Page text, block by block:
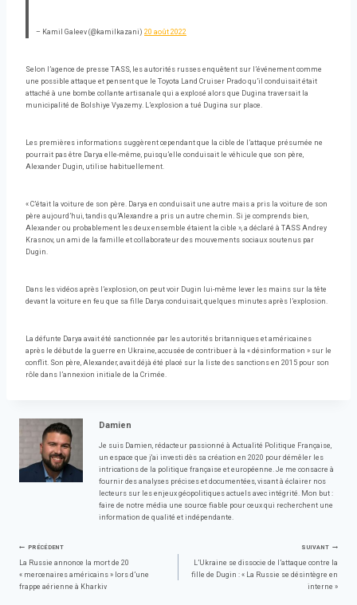
– Kamil Galeev (@kamilkazani) 20 août 2022
Selon l’agence de presse TASS, les autorités russes enquêtent sur l’événement comme
une possible attaque et pensent que le Toyota Land Cruiser Prado qu’il conduisait était
attaché à une bombe collante artisanale qui a explosé alors que Dugina traversait la
municipalité de Bolshiye Vyazemy. L’explosion a tué Dugina sur place.
Les premières informations suggèrent cependant que la cible de l’attaque présumée ne
pourrait pas être Darya elle-même, puisqu’elle conduisait le véhicule que son père,
Alexander Dugin, utilise habituellement.
« C’était la voiture de son père. Darya en conduisait une autre mais a pris la voiture de son
père aujourd’hui, tandis qu’Alexandre a pris un autre chemin. Si je comprends bien,
Alexander ou probablement les deux ensemble étaient la cible », a déclaré à TASS Andrey
Krasnov, un ami de la famille et collaborateur des mouvements sociaux soutenus par
Dugin.
Dans les vidéos après l’explosion, on peut voir Dugin lui-même lever les mains sur la tête
devant la voiture en feu que sa fille Darya conduisait, quelques minutes après l’explosion.
La défunte Darya avait été sanctionnée par les autorités britanniques et américaines
après le début de la guerre en Ukraine, accusée de contribuer à la « désinformation » sur le
conflit. Son père, Alexander, avait déjà été placé sur la liste des sanctions en 2015 pour son
rôle dans l’annexion initiale de la Crimée.
Damien
Je suis Damien, rédacteur passionné à Actualité Politique Française,
un espace que j'ai investi dès sa création en 2020 pour démêler les
intrications de la politique française et européenne. Je me consacre à
fournir des analyses précises et documentées, visant à éclairer nos
lecteurs sur les enjeux géopolitiques actuels avec intégrité. Mon but :
faire de notre média une source fiable pour ceux qui recherchent une
information de qualité et indépendante.
Navigation
de
PRÉCÉDENT
La Russie annonce la mort de 20
« mercenaires américains » lors d’une
frappe aérienne à Kharkiv
SUIVANT
L’Ukraine se dissocie de l’attaque contre la
fille de Dugin : « La Russie se désintègre en
interne »